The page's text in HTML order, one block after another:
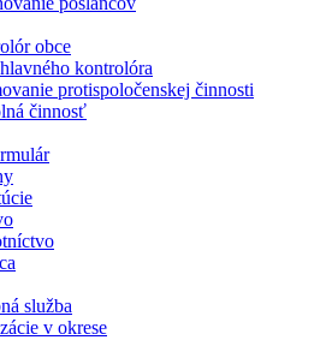
obce
kontrolóra
protispoločenskej činnosti
činnosť
služba
v okrese